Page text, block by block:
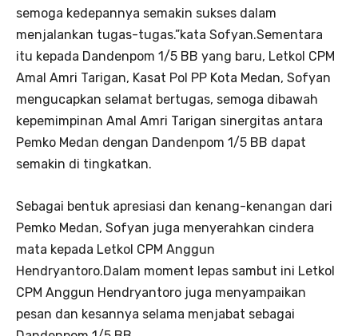
semoga kedepannya semakin sukses dalam
menjalankan tugas-tugas.”kata Sofyan.Sementara
itu kepada Dandenpom 1/5 BB yang baru, Letkol CPM
Amal Amri Tarigan, Kasat Pol PP Kota Medan, Sofyan
mengucapkan selamat bertugas, semoga dibawah
kepemimpinan Amal Amri Tarigan sinergitas antara
Pemko Medan dengan Dandenpom 1/5 BB dapat
semakin di tingkatkan.
Sebagai bentuk apresiasi dan kenang-kenangan dari
Pemko Medan, Sofyan juga menyerahkan cindera
mata kepada Letkol CPM Anggun
Hendryantoro.Dalam moment lepas sambut ini Letkol
CPM Anggun Hendryantoro juga menyampaikan
pesan dan kesannya selama menjabat sebagai